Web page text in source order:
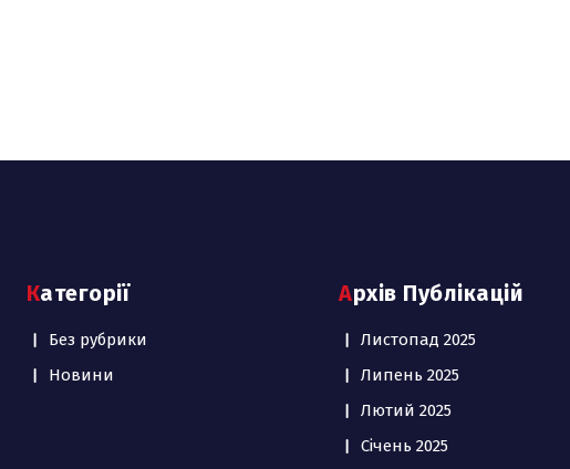
Категорії
Без рубрики
Новини
Архів Публікацій
Листопад 2025
Липень 2025
Лютий 2025
Січень 2025